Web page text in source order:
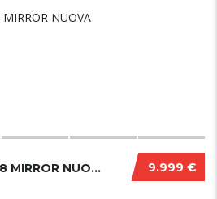
9.999 €
FIAT 500L 1.4 GPL 2018 MIRROR NUOVA